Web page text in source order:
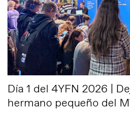
Día 1 del 4YFN 2026 |
hermano pequeño del